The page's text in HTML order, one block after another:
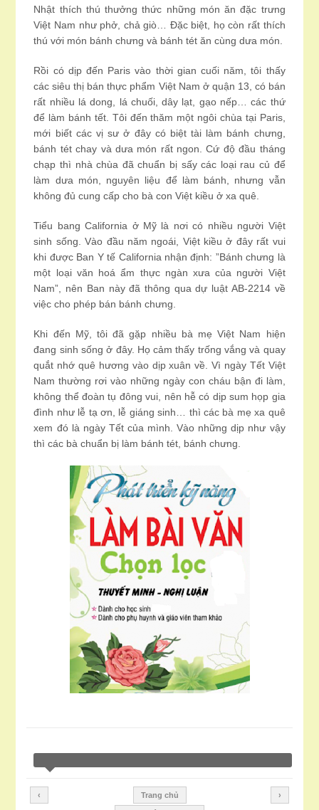
Nhật thích thú thưởng thức những món ăn đặc trưng
Việt Nam như phở, chả giò… Đặc biệt, họ còn rất thích
thú với món bánh chưng và bánh tét ăn cùng dưa món.
Rồi có dịp đến Paris vào thời gian cuối năm, tôi thấy
các siêu thị bán thực phẩm Việt Nam ở quận 13, có bán
rất nhiều lá dong, lá chuối, dây lạt, gạo nếp… các thứ
để làm bánh tết. Tôi đến thăm một ngôi chùa tại Paris,
mới biết các vị sư ở đây có biệt tài làm bánh chưng,
bánh tét chay và dưa món rất ngon. Cứ độ đầu tháng
chạp thì nhà chùa đã chuẩn bị sấy các loại rau củ để
làm dưa món, nguyên liệu để làm bánh, nhưng vẫn
không đủ cung cấp cho bà con Việt kiều ở xa quê.
Tiểu bang California ở Mỹ là nơi có nhiều người Việt
sinh sống. Vào đầu năm ngoái, Việt kiều ở đây rất vui
khi được Ban Y tế California nhận định: ”Bánh chưng là
một loại văn hoá ẩm thực ngàn xưa của người Việt
Nam”, nên Ban này đã thông qua dự luật AB-2214 về
việc cho phép bán bánh chưng.
Khi đến Mỹ, tôi đã gặp nhiều bà mẹ Việt Nam hiện
đang sinh sống ở đây. Họ cảm thấy trống vắng và quay
quắt nhớ quê hương vào dịp xuân về. Vì ngày Tết Việt
Nam thường rơi vào những ngày con cháu bận đi làm,
không thể đoàn tụ đông vui, nên hễ có dịp sum họp gia
đình như lễ tạ ơn, lễ giáng sinh… thì các bà mẹ xa quê
xem đó là ngày Tết của mình. Vào những dịp như vậy
thì các bà chuẩn bị làm bánh tét, bánh chưng.
‹ ›
Trang chủ